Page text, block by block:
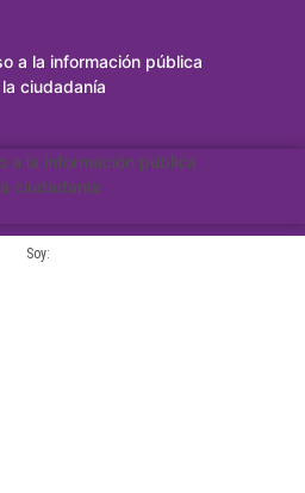
a la información pública
ciudadanía
a la información pública
ciudadanía
Soy: